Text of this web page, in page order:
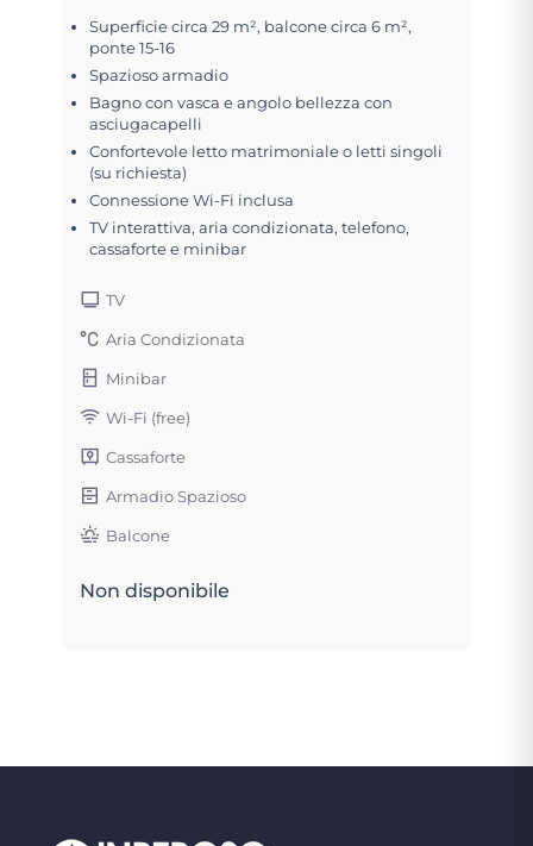
Superficie circa 29 m², balcone circa 6 m²,
ponte 15-16
Spazioso armadio
Bagno con vasca e angolo bellezza con
asciugacapelli
Confortevole letto matrimoniale o letti singoli
(su richiesta)
Connessione Wi-Fi inclusa
TV interattiva, aria condizionata, telefono,
cassaforte e minibar
TV
Aria Condizionata
Minibar
Wi-Fi (free)
Cassaforte
Armadio Spazioso
Balcone
Non disponibile